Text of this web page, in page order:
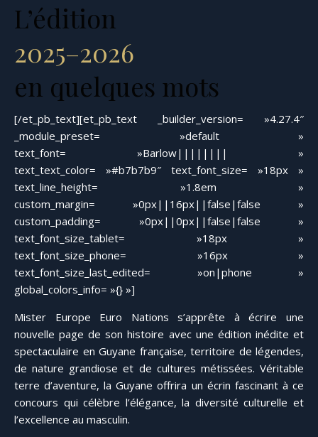
L’édition
2025–2026
en quelques mots
[/et_pb_text][et_pb_text _builder_version= »4.27.4″
_module_preset= »default »
text_font= »Barlow|||||||| »
text_text_color= »#b7b7b9″ text_font_size= »18px »
text_line_height= »1.8em »
custom_margin= »0px||16px||false|false »
custom_padding= »0px||0px||false|false »
text_font_size_tablet= »18px »
text_font_size_phone= »16px »
text_font_size_last_edited= »on|phone »
global_colors_info= »{} »]
Mister Europe Euro Nations s’apprête à écrire une
nouvelle page de son histoire avec une édition inédite et
spectaculaire en Guyane française, territoire de légendes,
de nature grandiose et de cultures métissées. Véritable
terre d’aventure, la Guyane offrira un écrin fascinant à ce
concours qui célèbre l’élégance, la diversité culturelle et
l’excellence au masculin.